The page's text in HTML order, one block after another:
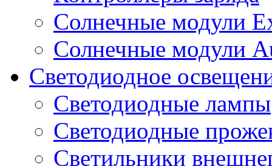
Солнечные модули
Солнечные модули
Светодиодное
Светодиодные лампы
Светодиодные
Светильники